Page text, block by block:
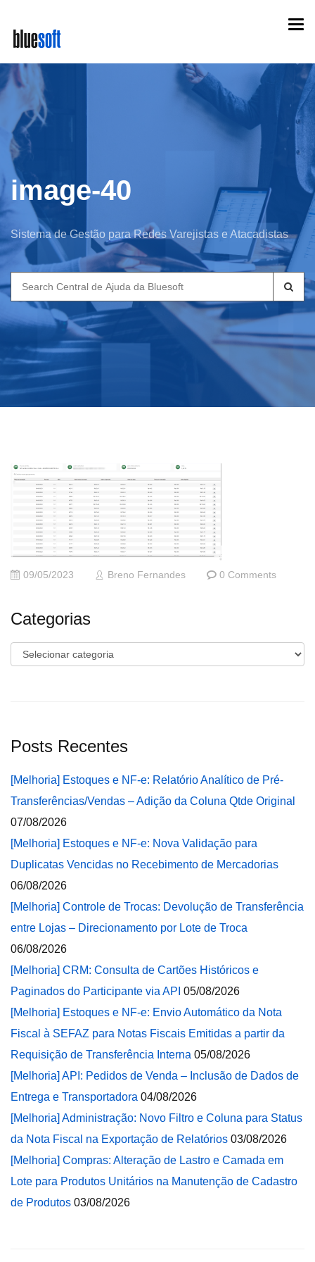
main
content
image-40
Sistema de Gestão para Redes Varejistas e Atacadistas
Search
for:
09/05/2023 Breno Fernandes 0 Comments
Categorias
Categorias
Posts Recentes
[Melhoria] Estoques e NF-e: Relatório Analítico de Pré-
Transferências/Vendas – Adição da Coluna Qtde Original
07/08/2026
[Melhoria] Estoques e NF-e: Nova Validação para
Duplicatas Vencidas no Recebimento de Mercadorias
06/08/2026
[Melhoria] Controle de Trocas: Devolução de Transferência
entre Lojas – Direcionamento por Lote de Troca
06/08/2026
[Melhoria] CRM: Consulta de Cartões Históricos e
Paginados do Participante via API 05/08/2026
[Melhoria] Estoques e NF-e: Envio Automático da Nota
Fiscal à SEFAZ para Notas Fiscais Emitidas a partir da
Requisição de Transferência Interna 05/08/2026
[Melhoria] API: Pedidos de Venda – Inclusão de Dados de
Entrega e Transportadora 04/08/2026
[Melhoria] Administração: Novo Filtro e Coluna para Status
da Nota Fiscal na Exportação de Relatórios 03/08/2026
[Melhoria] Compras: Alteração de Lastro e Camada em
Lote para Produtos Unitários na Manutenção de Cadastro
de Produtos 03/08/2026